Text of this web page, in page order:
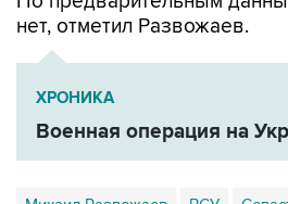
нет, отметил Развожаев.
ХРОНИКА
Военная операция на